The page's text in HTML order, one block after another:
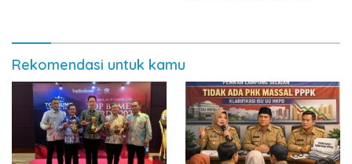
Rekomendasi untuk kamu